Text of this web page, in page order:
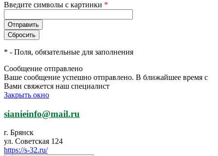
Введите символы с картинки *
* - Поля, обязательные для заполнения
Сообщение отправлено
Ваше сообщение успешно отправлено. В ближайшее время с
Вами свяжется наш специалист
Закрыть окно
sianieinfo@mail.ru
г. Брянск
ул. Советская 124
https://s-32.ru/